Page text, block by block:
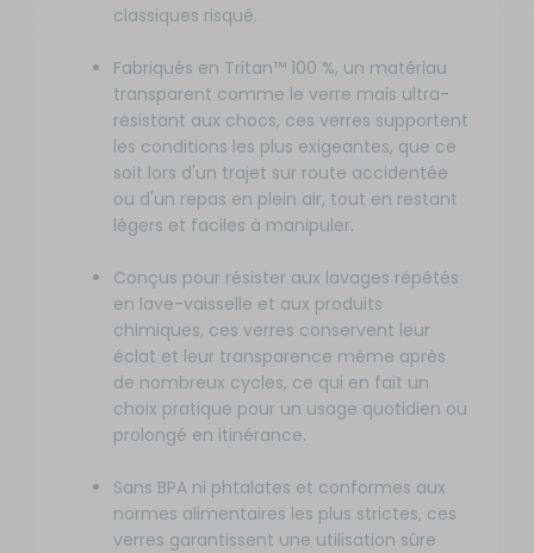
classiques risqué.
Fabriqués en Tritan™ 100 %, un matériau
transparent comme le verre mais ultra-
résistant aux chocs, ces verres supportent
les conditions les plus exigeantes, que ce
soit lors d'un trajet sur route accidentée
ou d'un repas en plein air, tout en restant
légers et faciles à manipuler.
Conçus pour résister aux lavages répétés
en lave-vaisselle et aux produits
chimiques, ces verres conservent leur
éclat et leur transparence même après
de nombreux cycles, ce qui en fait un
choix pratique pour un usage quotidien ou
prolongé en itinérance.
Sans BPA ni phtalates et conformes aux
normes alimentaires les plus strictes, ces
verres garantissent une utilisation sûre